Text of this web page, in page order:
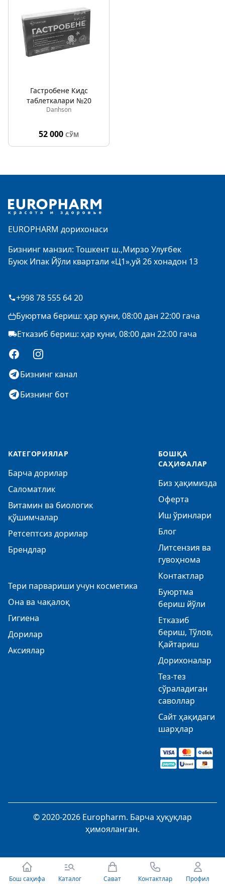
Бош саҳифа Каталог Сават Контактлар Профил
Гастробене Кидс
таблеткалари №20
Danhson
52 000 СЎМ
EUROPHARM дорихонаси
Бизнинг манзил: Тошкент ш.,Мирзо Улуғбек
Буюк Ипак Йўли квартали «Ц1»,уй 26 хонадон 13
+998 78 555 64 20
Буюртма бериш: ҳар куни, 08:00 дан 22:00 гача
Етказиб бериш: ҳар куни, 08:00 дан 22:00 гача
FacebookInstagram
Бизнинг канал
Бизнинг бот
КАТЕГОРИЯЛАР
Барча дорилар
Саломатлик
Витамин ва биологик
қўшимчалар
Ретсептсиз дорилар
Брендлар
Тери парвариши учун косметика
Она ва чақалоқ
Гигиена
Дорилар
Аксиялар
БОШҚА
САҲИФАЛАР
Биз ҳақимизда
Оферта
Иш ўринлари
Блог
Литсензия ва
гувоҳнома
Контактлар
Буюртма
бериш йўли
Етказиб
бериш, Тўлов,
Қайтариш
Дорихоналар
Тез-тез
сўраладиган
саволлар
Сайт ҳақидаги
шарҳлар
© 2020-2026 Europharm. Барча ҳуқуқлар
ҳимояланган.